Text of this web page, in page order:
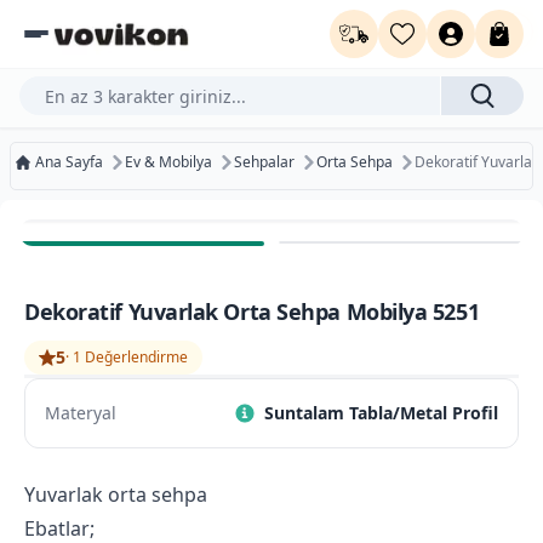
Ürün, kategori veya marka ara...
Ana Sayfa Ev & Mobilya Sehpalar Orta Sehpa Dekoratif
Ücretsiz Kargo
Kurumsal Faturaya Uygun
Dekoratif Yuvarlak Orta Sehpa Mobilya 5251
5· 1 Değerlendirme
Materyal Suntalam Tabla/Metal Profil
Yuvarlak orta sehpa
Ebatlar;